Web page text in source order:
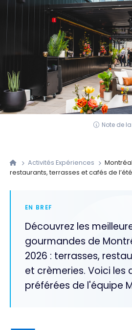
Note de
Activités Expériences
restaurants, terrasses et cafés de
EN BREF
Découvrez les
gourmandes de
2026 : terrasses,
et crèmeries. Voici les
préférées de l'équipe